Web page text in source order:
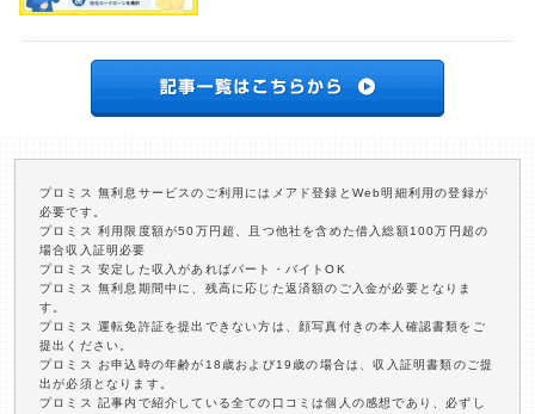
プロミス 無利息サービスのご利用にはメアド登録とWeb明細利用の登録が
必要です。
プロミス 利用限度額が50万円超、且つ他社を含めた借入総額100万円超の
場合収入証明必要
プロミス 安定した収入があればパート・バイトOK
プロミス 無利息期間中に、残高に応じた返済額のご入金が必要となりま
す。
プロミス 運転免許証を提出できない方は、顔写真付きの本人確認書類をご
提出ください。
プロミス お申込時の年齢が18歳および19歳の場合は、収入証明書類のご提
出が必須となります。
プロミス 記事内で紹介している全ての口コミは個人の感想であり、必ずし